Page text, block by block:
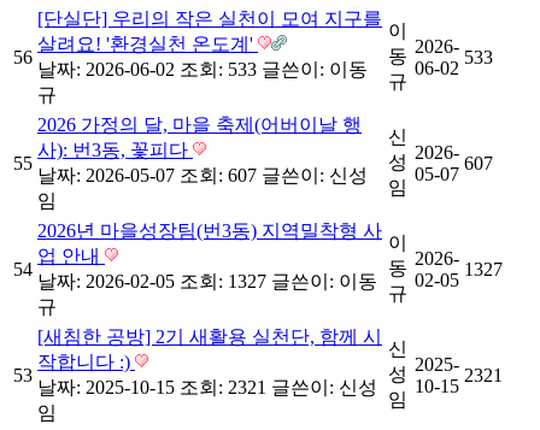
56
[단실단] 우리의 작은 실천이 모여 지구를
살려요! '환경실천 온도계'
날짜: 2026-06-02 조회: 533 글쓴이: 이동
규
이
동
규
2026-
06-02
533
55
2026 가정의 달, 마을 축제(어버이날 행
사): 번3동, 꽃피다
날짜: 2026-05-07 조회: 607 글쓴이: 신성
임
신
성
임
2026-
05-07
607
54
2026년 마을성장팀(번3동) 지역밀착형 사
업 안내
날짜: 2026-02-05 조회: 1327 글쓴이: 이동
규
이
동
규
2026-
02-05
1327
53
[새침한 공방] 2기 새활용 실천단, 함께 시
작합니다 :)
날짜: 2025-10-15 조회: 2321 글쓴이: 신성
임
신
성
임
2025-
10-15
2321